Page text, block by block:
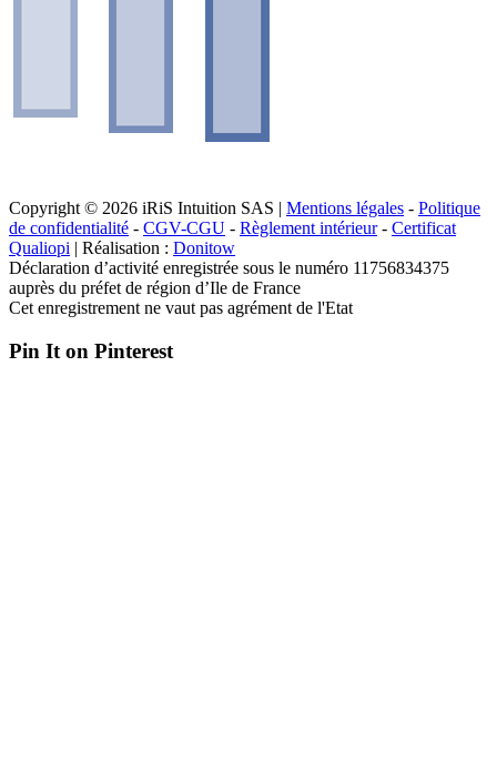
Copyright © 2026 iRiS Intuition SAS | Mentions légales - Politique
de confidentialité - CGV-CGU - Règlement intérieur- Certificat
Qualiopi | Réalisation : Donitow
Déclaration d’activité enregistrée sous le numéro 11756834375
auprès du préfet de région d’Ile de France
Cet enregistrement ne vaut pas agrément de l'Etat
Pin It on Pinterest